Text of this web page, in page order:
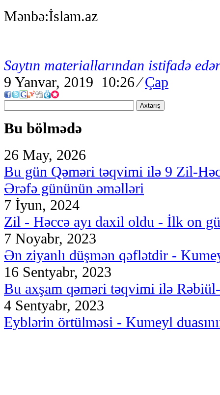
Mənbə:İslam.az
Saytın materiallarından istifadə
9 Yanvar, 2019 10:26⁄ Çap
Axtarış
Bu bölmədə
26 May, 2026
Bu gün Qəməri təqvimi ilə 9 Zil-
Ərəfə gününün əməlləri
7 İyun, 2024
Zil - Həccə ayı daxil oldu - İlk on
7 Noyabr, 2023
Ən ziyanlı düşmən qəflətdir -
16 Sentyabr, 2023
Bu axşam qəməri təqvimi ilə
4 Sentyabr, 2023
Eyblərin örtülməsi - Kumeyl